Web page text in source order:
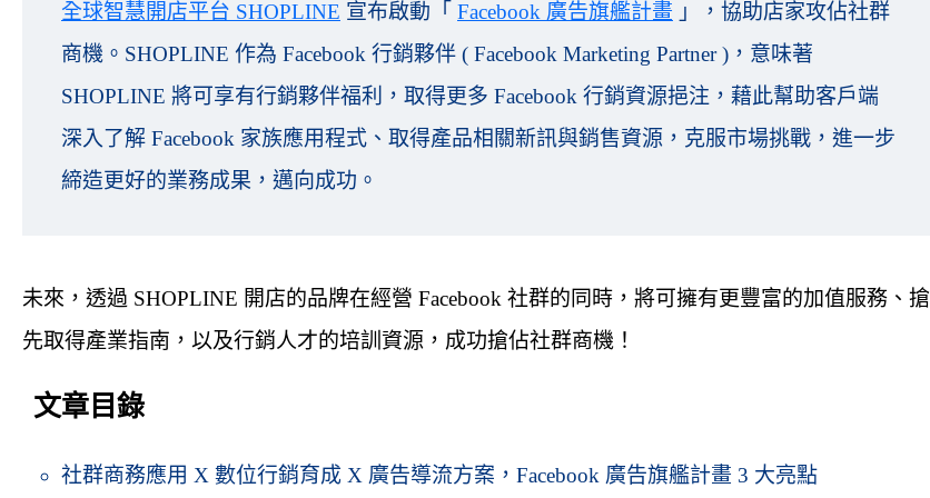
全球智慧開店平台 SHOPLINE 宣布啟動「 Facebook 廣告旗艦計畫 」，協助店家攻佔社群
商機。SHOPLINE 作為 Facebook 行銷夥伴 ( Facebook Marketing Partner )，意味著
SHOPLINE 將可享有行銷夥伴福利，取得更多 Facebook 行銷資源挹注，藉此幫助客戶端
深入了解 Facebook 家族應用程式、取得產品相關新訊與銷售資源，克服市場挑戰，進一步
締造更好的業務成果，邁向成功。
未來，透過 SHOPLINE 開店的品牌在經營 Facebook 社群的同時，將可擁有更豐富的加值服務、搶
先取得產業指南，以及行銷人才的培訓資源，成功搶佔社群商機！
文章目錄
社群商務應用 X 數位行銷育成 X 廣告導流方案，Facebook 廣告旗艦計畫 3 大亮點